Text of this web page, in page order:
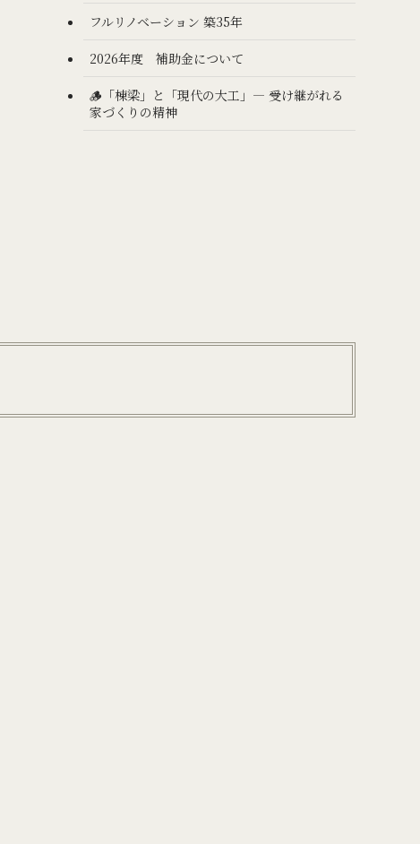
フルリノベーション 築35年
2026年度 補助金について
🪵「棟梁」と「現代の大工」— 受け継がれる
家づくりの精神